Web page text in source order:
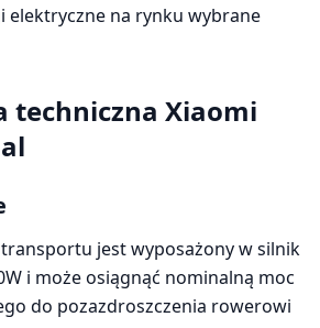
elektryczne na rynku wybrane
techniczna Xiaomi
jest wyposażony w silnik
i może osiągnąć nominalną moc
do pozazdroszczenia rowerowi